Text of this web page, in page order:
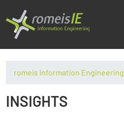
romeis Information Engineering
INSIGHTS